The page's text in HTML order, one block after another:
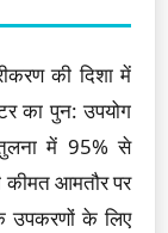
की दिशा में
का पुन: उपयोग
में 95% से
कीमत आमतौर पर
उपकरणों के लिए